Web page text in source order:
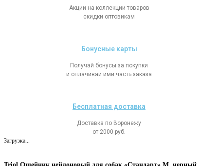
Акции на коллекции товаров
скидки оптовикам
Бонусные карты
Получай бонусы за покупки
и оплачивай ими часть заказа
Бесплатная доставка
Доставка по Воронежу
от 2000 руб.
Загрузка...